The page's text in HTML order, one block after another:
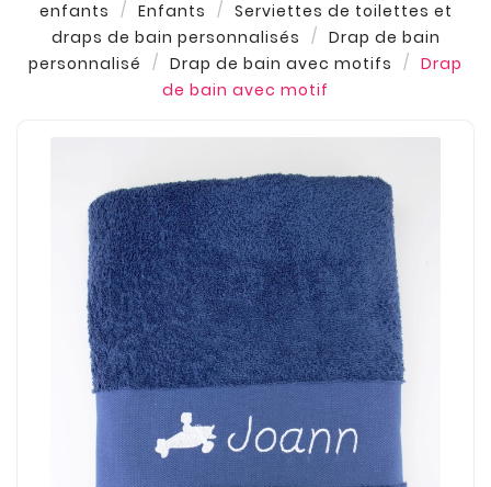
enfants
Enfants
Serviettes de toilettes et
draps de bain personnalisés
Drap de bain
personnalisé
Drap de bain avec motifs
Drap
de bain avec motif